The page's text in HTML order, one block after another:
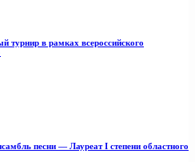
в рамках всероссийского
песни — Лауреат I степени областного